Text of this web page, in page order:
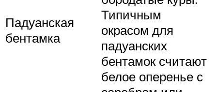
Падуанская
бентамка
Типичным
окрасом для
падуанских
бентамок считают
белое оперенье с